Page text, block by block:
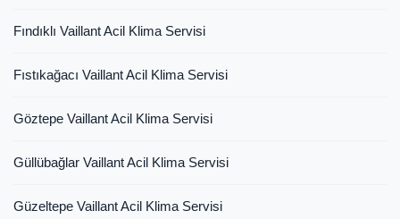
Fındıklı Vaillant Acil Klima Servisi
Fıstıkağacı Vaillant Acil Klima Servisi
Göztepe Vaillant Acil Klima Servisi
Güllübağlar Vaillant Acil Klima Servisi
Güzeltepe Vaillant Acil Klima Servisi